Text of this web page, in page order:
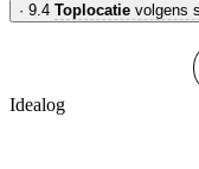
· 9.4 Toplocatie volgens
Idealog